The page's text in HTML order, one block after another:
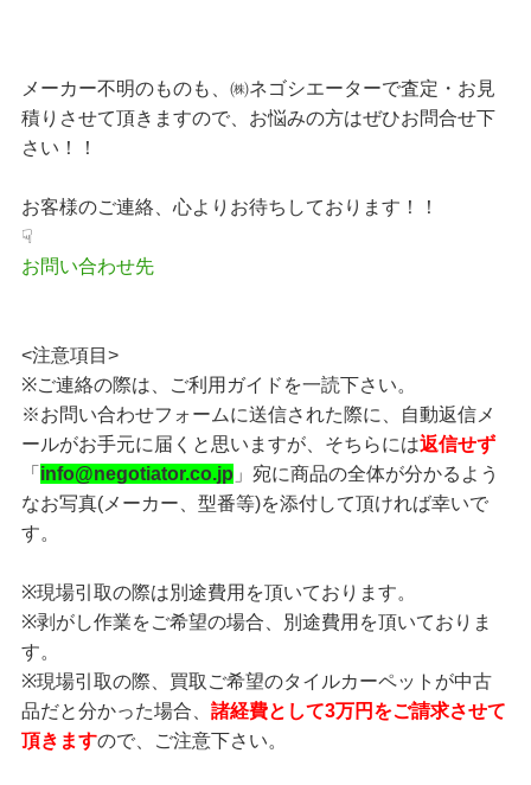
メーカー不明のものも、㈱ネゴシエーターで査定・お見
積りさせて頂きますので、お悩みの方はぜひお問合せ下
さい！！
お客様のご連絡、心よりお待ちしております！！
☟
お問い合わせ先
<注意項目>
※ご連絡の際は、ご利用ガイドを一読下さい。
※お問い合わせフォームに送信された際に、自動返信メ
ールがお手元に届くと思いますが、そちらには返信せず
「 info@negotiator.co.jp 」宛に商品の全体が分かるよう
なお写真(メーカー、型番等)を添付して頂ければ幸いで
す。
※現場引取の際は別途費用を頂いております。
※剥がし作業をご希望の場合、別途費用を頂いておりま
す。
※現場引取の際、買取ご希望のタイルカーペットが中古
品だと分かった場合、 諸経費として3万円をご請求させて
頂きますので、ご注意下さい。